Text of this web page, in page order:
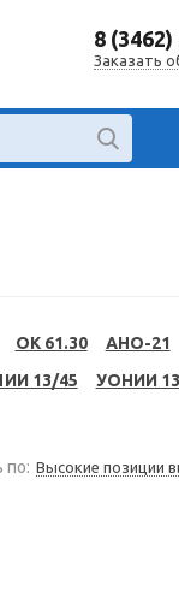
8
Заказать
OK 61.30 АНО-21
13/45 УОНИИ
по: Высокие позиции